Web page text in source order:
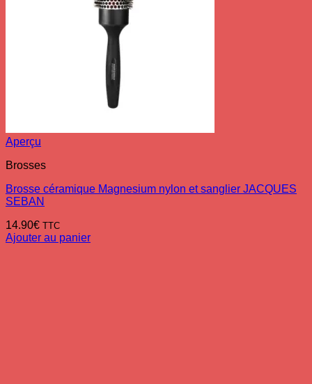
Aperçu
Brosses
Brosse céramique Magnesium nylon et sanglier JACQUES
SEBAN
14.90€ TTC
Ajouter au panier